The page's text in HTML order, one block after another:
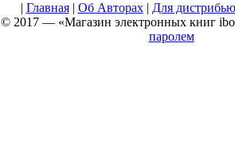
| Главная| Об Авторах| Для
© 2017 — «Магазин электронных книг
паролем